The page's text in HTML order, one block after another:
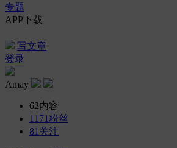
专题
APP下载
写文章
登录
Amay
62内容
1171 粉丝
81 关注